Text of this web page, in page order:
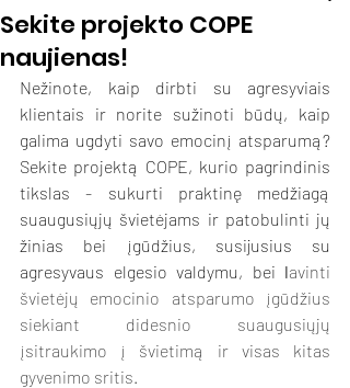
Sekite projekto COPE
naujienas!
Nežinote, kaip dirbti su agresyviais
klientais ir norite sužinoti būdų, kaip
galima ugdyti savo emocinį atsparumą?
Sekite projektą COPE, kurio pagrindinis
tikslas - sukurti praktinę medžiagą
suaugusiųjų švietėjams ir patobulinti jų
žinias bei įgūdžius, susijusius su
agresyvaus elgesio valdymu, bei lavinti
švietėjų emocinio atsparumo įgūdžius
siekiant didesnio suaugusiųjų
įsitraukimo į švietimą ir visas kitas
gyvenimo sritis.